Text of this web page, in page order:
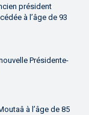
président
à l’âge de 93
Présidente-
à l’âge de 85